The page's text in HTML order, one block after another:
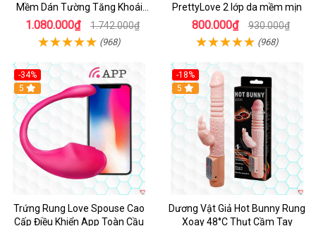
Mềm Dán Tường Tăng Khoái
Cảm
1.080.000₫ 1.742.000₫
(968)
PrettyLove 2 lớp da mềm mịn
800.000₫ 930.000₫
(968)
-34%
5
Trứng Rung Love Spouse Cao
Cấp Điều Khiển App Toàn Cầu
-18%
Hot
5
Dương Vật Giả Hot Bunny Rung
Xoay 48°C Thụt Cầm Tay